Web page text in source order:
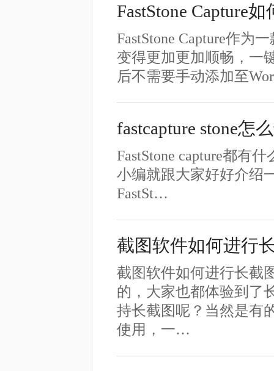
FastStone Capture
FastStone Capture作为
变得更加更加顺畅，一
后不需要手动添加至
fastcapture stone怎
FastStone capture都有
小编就跟大家好好介绍
FastSt…
截图软件如何进行
截图软件如何进行长截
的，大家也都体验到了
持长截图呢？当然是有
使用，一…